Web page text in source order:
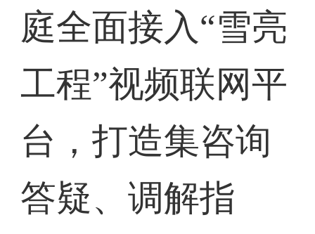
庭全面接入“雪亮
工程”视频联网平
台，打造集咨询
答疑、调解指